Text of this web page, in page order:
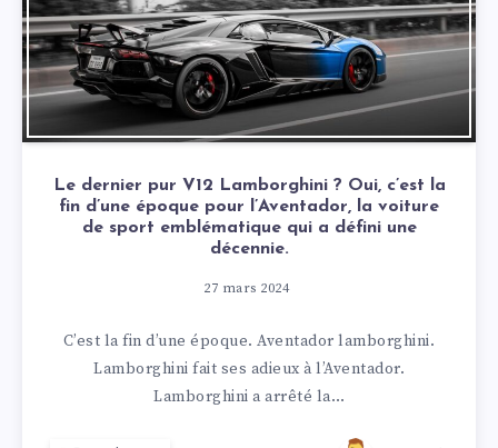
Le dernier pur V12 Lamborghini ? Oui, c’est la
fin d’une époque pour l’Aventador, la voiture
de sport emblématique qui a défini une
décennie.
27 mars 2024
C’est la fin d’une époque. Aventador lamborghini.
Lamborghini fait ses adieux à l’Aventador.
Lamborghini a arrêté la…